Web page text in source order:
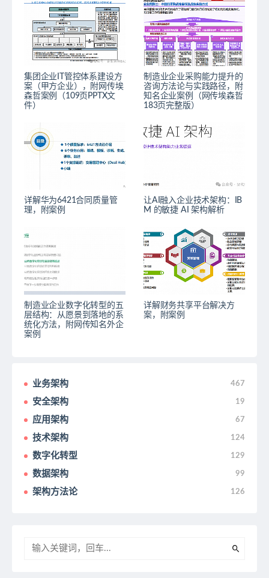
集团企业IT管控体系建设方
案（甲方企业），附网传埃
森哲案例（109页PPTX文
件）
制造业企业采购能力提升的
咨询方法论与实践路径，附
知名企业案例（网传埃森哲
183页完整版）
详解华为6421合同质量管
理，附案例
让AI融入企业技术架构：IB
M 的敏捷 AI 架构解析
制造业企业数字化转型的五
层结构：从愿景到落地的系
统化方法，附网传知名外企
案例
详解财务共享平台解决方
案，附案例
业务架构 467
安全架构 19
应用架构 67
技术架构 124
数字化转型 129
数据架构 99
架构方法论 126